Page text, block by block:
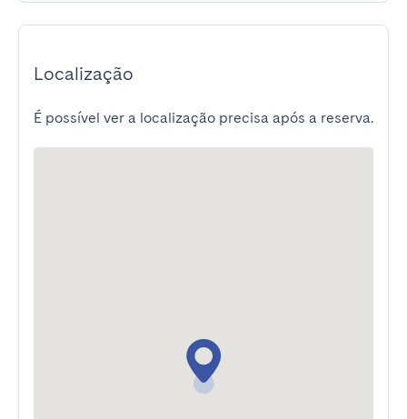
Localização
É possível ver a localização precisa após a reserva.